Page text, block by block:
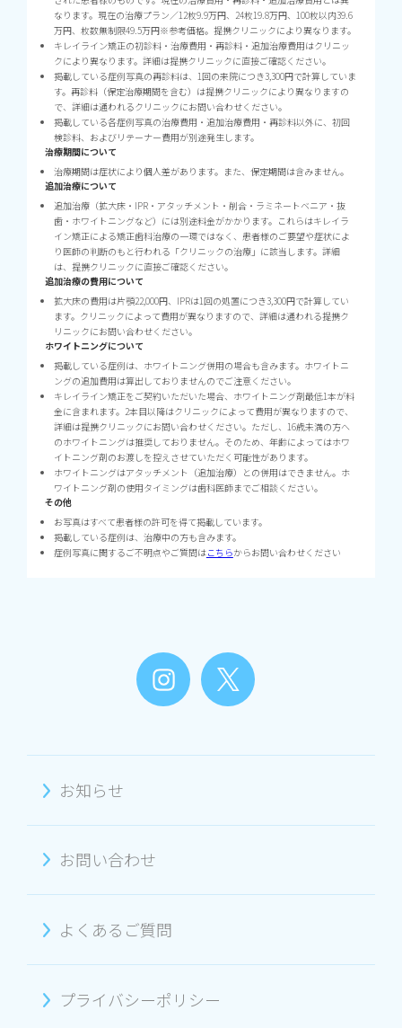
なります。現在の治療プラン／12枚9.9万円、24枚19.8万円、100枚以内39.6
万円、枚数無制限49.5万円※参考価格。提携クリニックにより異なります。
キレイライン矯正の初診料・治療費用・再診料・追加治療費用はクリニッ
クにより異なります。詳細は提携クリニックに直接ご確認ください。
掲載している症例写真の再診料は、1回の来院につき3,300円で計算していま
す。再診料（保定治療期間を含む）は提携クリニックにより異なりますの
で、詳細は通われるクリニックにお問い合わせください。
掲載している各症例写真の治療費用・追加治療費用・再診料以外に、初回
検診料、およびリテーナー費用が別途発生します。
治療期間について
治療期間は症状により個人差があります。また、保定期間は含みません。
追加治療について
追加治療（拡大床・IPR・アタッチメント・削合・ラミネートベニア・抜
歯・ホワイトニングなど）には別途料金がかかります。これらはキレイラ
イン矯正による矯正歯科治療の一環ではなく、患者様のご要望や症状によ
り医師の判断のもと行われる「クリニックの治療」に該当します。詳細
は、提携クリニックに直接ご確認ください。
追加治療の費用について
拡大床の費用は片顎22,000円、IPRは1回の処置につき3,300円で計算してい
ます。クリニックによって費用が異なりますので、詳細は通われる提携ク
リニックにお問い合わせください。
ホワイトニングについて
掲載している症例は、ホワイトニング併用の場合も含みます。ホワイトニ
ングの追加費用は算出しておりませんのでご注意ください。
キレイライン矯正をご契約いただいた場合、ホワイトニング剤最低1本が料
金に含まれます。2本目以降はクリニックによって費用が異なりますので、
詳細は提携クリニックにお問い合わせください。ただし、16歳未満の方へ
のホワイトニングは推奨しておりません。そのため、年齢によってはホワ
イトニング剤のお渡しを控えさせていただく可能性があります。
ホワイトニングはアタッチメント（追加治療）との併用はできません。ホ
ワイトニング剤の使用タイミングは歯科医師までご相談ください。
その他
お写真はすべて患者様の許可を得て掲載しています。
掲載している症例は、治療中の方も含みます。
症例写真に関するご不明点やご質問はこちらからお問い合わせください
お知らせ
お問い合わせ
よくあるご質問
プライバシーポリシー